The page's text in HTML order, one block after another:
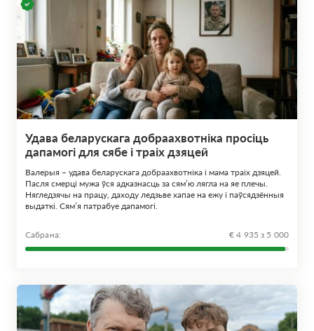
Удава беларускага добраахвотніка просіць
дапамогі для сябе і траіх дзяцей
Валерыя – удава беларускага добраахвотніка і мама траіх дзяцей.
Пасля смерці мужа ўся адказнасць за сям’ю лягла на яе плечы.
Нягледзячы на працу, даходу ледзьве хапае на ежу і паўсядзённыя
выдаткі. Сям’я патрабуе дапамогі.
Сабрана: € 4 935 з 5 000